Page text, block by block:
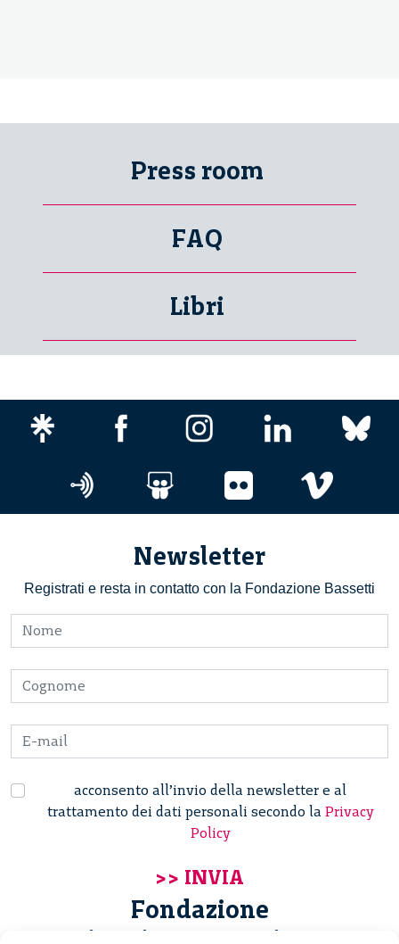
Press room
FAQ
Libri
Newsletter
Registrati e resta in contatto con la Fondazione Bassetti
acconsento all’invio della newsletter e al
trattamento dei dati personali secondo la Privacy
Policy
Fondazione